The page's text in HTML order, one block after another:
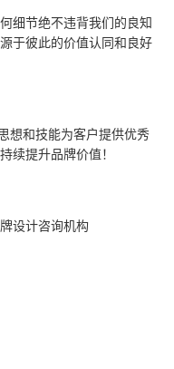
细节绝不违背我们的良知
于彼此的价值认同和良好
想和技能为客户提供优秀
续提升品牌价值！
设计咨询机构